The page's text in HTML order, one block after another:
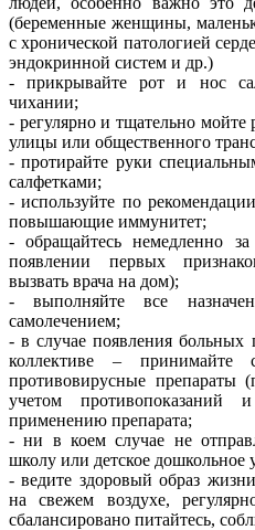
(беременные женщины,
с хронической патологией
эндокринной систем и др.)
- прикрывайте рот и нос
чихании;
- регулярно и тщательно
улицы или общественного
- протирайте руки
салфетками;
- используйте по
повышающие иммунитет;
- обращайтесь немедленно
появлении первых
вызвать врача на дом);
- выполняйте все
самолечением;
- в случае появления
коллективе – принимайте
противовирусные препараты
учетом противопоказаний
применению препарата;
- ни в коем случае не
школу или детское дошкольное
- ведите здоровый образ
на свежем воздухе,
сбалансировано питайтесь,